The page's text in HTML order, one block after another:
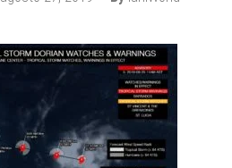
Tour de Francia 2019: mucha
Bulgaria y Turquía compiten por
¿Cuántas ciudades rusas